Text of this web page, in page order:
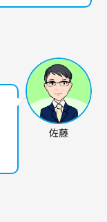
佐藤